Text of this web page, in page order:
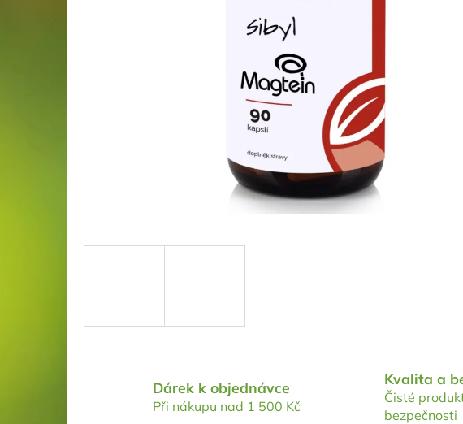
Dárek k objednávce
Při nákupu nad 1 500 Kč
Kvalita a
Čisté
bezpečnosti